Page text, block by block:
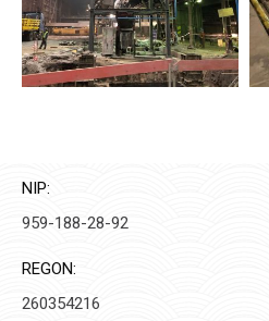
NIP:
959-188-28-92
REGON:
260354216